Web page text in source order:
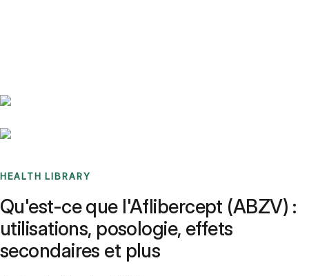
HEALTH LIBRARY
Qu'est-ce que l'Aflibercept (ABZV) :
utilisations, posologie, effets
secondaires et plus